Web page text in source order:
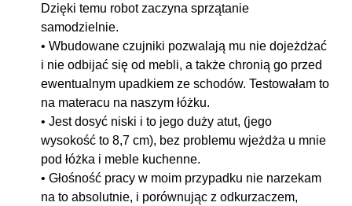
Dzięki temu robot zaczyna sprzątanie
samodzielnie.
• Wbudowane czujniki pozwalają mu nie dojeżdżać
i nie odbijać się od mebli, a także chronią go przed
ewentualnym upadkiem ze schodów. Testowałam to
na materacu na naszym łóżku.
• Jest dosyć niski i to jego duży atut, (jego
wysokość to 8,7 cm), bez problemu wjeżdża u mnie
pod łóżka i meble kuchenne.
• Głośność pracy w moim przypadku nie narzekam
na to absolutnie, i porównując z odkurzaczem,